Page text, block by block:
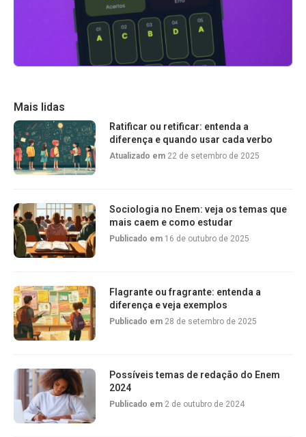
Mais lidas
Ratificar ou retificar: entenda a
diferença e quando usar cada verbo
Atualizado em 22 de setembro de 2025
Sociologia no Enem: veja os temas que
mais caem e como estudar
Publicado em 16 de outubro de 2025
Flagrante ou fragrante: entenda a
diferença e veja exemplos
Publicado em 28 de setembro de 2025
Possíveis temas de redação do Enem
2024
Publicado em 2 de outubro de 2024